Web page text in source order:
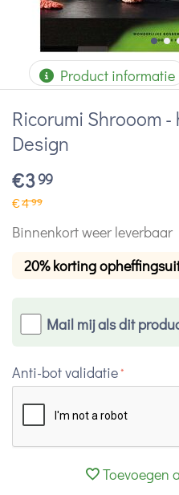
Product informatie
Ricorumi Shrooom
Design
€399
€499
Binnenkort weer leverbaar
20% korting
Mail mij als dit
Anti-bot validatie
Toevoegen